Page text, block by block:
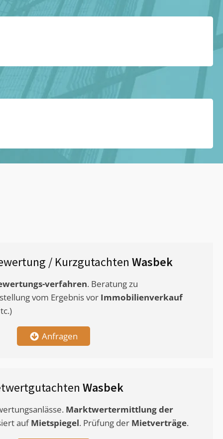
/ Kurzgutachten Wasbek
verfahren. Beratung zu
vom Ergebnis vor Immobilienverkauf
Anfragen
Wasbek
Marktwertermittlungder
aufMietspiegel. Prüfung der Mietverträge.